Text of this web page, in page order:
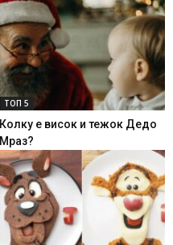
ТОП 5
Колку е висок и тежок Дедо
Мраз?